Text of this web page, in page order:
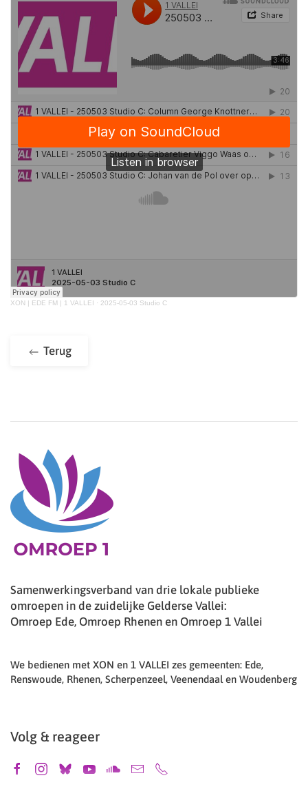
XON | EDE FM | 1 VALLEI · 2025-05-03 Studio C
Terug
Samenwerkingsverband van drie lokale publieke
omroepen in de zuidelijke Gelderse Vallei:
Omroep Ede, Omroep Rhenen en Omroep 1 Vallei
We bedienen met XON en 1 VALLEI zes gemeenten: Ede,
Renswoude, Rhenen, Scherpenzeel, Veenendaal en Woudenberg
Volg & reageer